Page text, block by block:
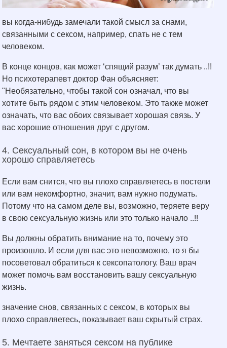
вы когда-нибудь замечали такой смысл за снами,
связанными с сексом, например, спать не с тем
человеком.
В конце концов, как может ‘спящий разум’ так думать ..!!
Но психотерапевт доктор Фан объясняет:
"Необязательно, чтобы такой сон означал, что вы
хотите быть рядом с этим человеком. Это также может
означать, что вас обоих связывает хорошая связь. У
вас хорошие отношения друг с другом.
4. Сексуальный сон, в котором вы не очень
хорошо справляетесь
Если вам снится, что вы плохо справляетесь в постели
или вам некомфортно, значит, вам нужно подумать.
Потому что на самом деле вы, возможно, теряете веру
в свою сексуальную жизнь или это только начало ..!!
Вы должны обратить внимание на то, почему это
произошло. И если для вас это невозможно, то я бы
посоветовал обратиться к сексопатологу. Ваш врач
может помочь вам восстановить вашу сексуальную
жизнь.
значение снов, связанных с сексом, в которых вы
плохо справляетесь, показывает ваш скрытый страх.
5. Мечтаете заняться сексом на публике